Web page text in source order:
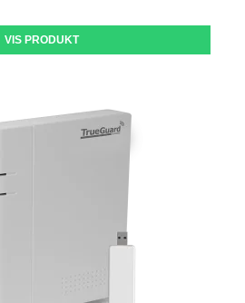
VIS PRODUKT